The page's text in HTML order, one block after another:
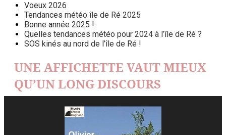
Voeux 2026
Tendances météo île de Ré 2025
Bonne année 2025 !
Quelles tendances météo pour 2024 à l’île de Ré ?
SOS kinés au nord de l’île de Ré !
UNE AFFICHETTE VAUT MIEUX
QU’UN LONG DISCOURS